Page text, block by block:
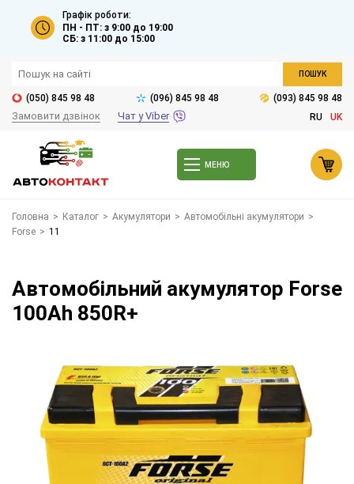
Графік роботи:
ПН - ПТ: з 9:00 до 19:00
СБ: з 11:00 до 15:00
ПОШУК
(050) 845 98 48 (096) 845 98 48 (093) 845 98 48
Замовити дзвінок Чат у Viber RU UK
МЕНЮ
Головна > Каталог > Акумулятори > Автомобільні акумулятори >
Forse > 11
Автомобільний акумулятор Forse
100Ah 850R+